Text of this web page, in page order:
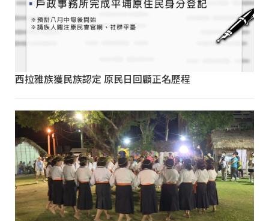
西拉雅族獲民族認定 原民日回顧正名歷程